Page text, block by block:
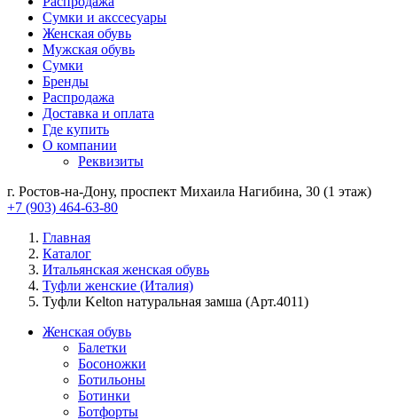
Сумки и акссесуары
Женская обувь
Мужская обувь
Сумки
Бренды
Распродажа
Доставка и оплата
Где купить
О компании
Реквизиты
г. Ростов-на-Дону, проспект Михаила Нагибина, 30 (1 этаж)
+7 (903) 464-63-80
Главная
Каталог
Итальянская женская обувь
Туфли женские (Италия)
Туфли Kelton натуральная замша (Арт.4011)
Женская обувь
Балетки
Босоножки
Ботильоны
Ботинки
Ботфорты